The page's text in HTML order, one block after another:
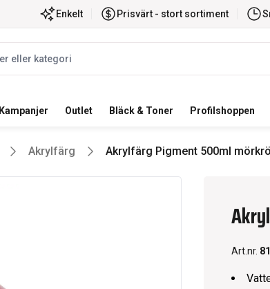
Snabb leverans
Enkelt Prisvärt - stort sortiment
Kampanjer Outlet Bläck & Toner Profilshoppen
Akrylfärg Akrylfärg Pigment 500ml
Art.nr.